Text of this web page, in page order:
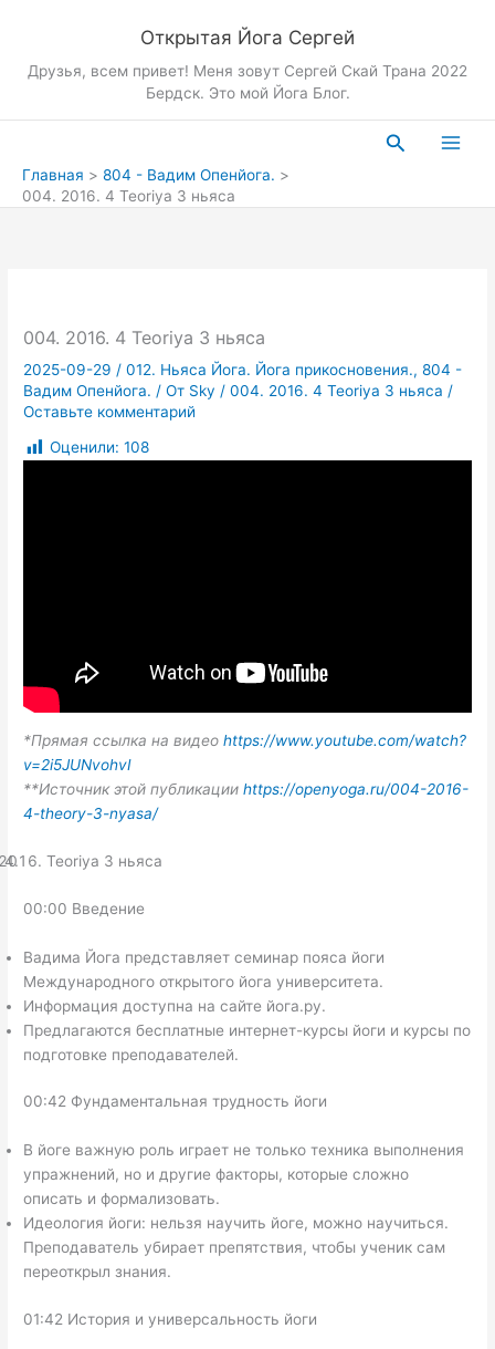
Открытая Йога Сергей
Друзья, всем привет! Меня зовут Сергей Скай Трана 2022
Бердск. Это мой Йога Блог.
Поиск
Главная
804 - Вадим Опенйога.
004. 2016. 4 Teoriya 3 ньяса
004. 2016. 4 Teoriya 3 ньяса
2025-09-29 /012. Ньяса Йога. Йога прикосновения.,804 -
Вадим Опенйога. / От Sky /004. 2016. 4 Teoriya 3 ньяса /
Оставьте комментарий
Оценили: 108
*Прямая ссылка на видеоhttps://www.youtube.com/watch?
v=2i5JUNvohvI
**Источник этой публикацииhttps://openyoga.ru/004-2016-
4-theory-3-nyasa/
Teoriya 3 ньяса
00:00 Введение
Вадима Йога представляет семинар пояса йоги
Международного открытого йога университета.
Информация доступна на сайте йога.ру.
Предлагаются бесплатные интернет-курсы йоги и курсы по
подготовке преподавателей.
00:42 Фундаментальная трудность йоги
В йоге важную роль играет не только техника выполнения
упражнений, но и другие факторы, которые сложно
описать и формализовать.
Идеология йоги: нельзя научить йоге, можно научиться.
Преподаватель убирает препятствия, чтобы ученик сам
переоткрыл знания.
01:42 История и универсальность йоги